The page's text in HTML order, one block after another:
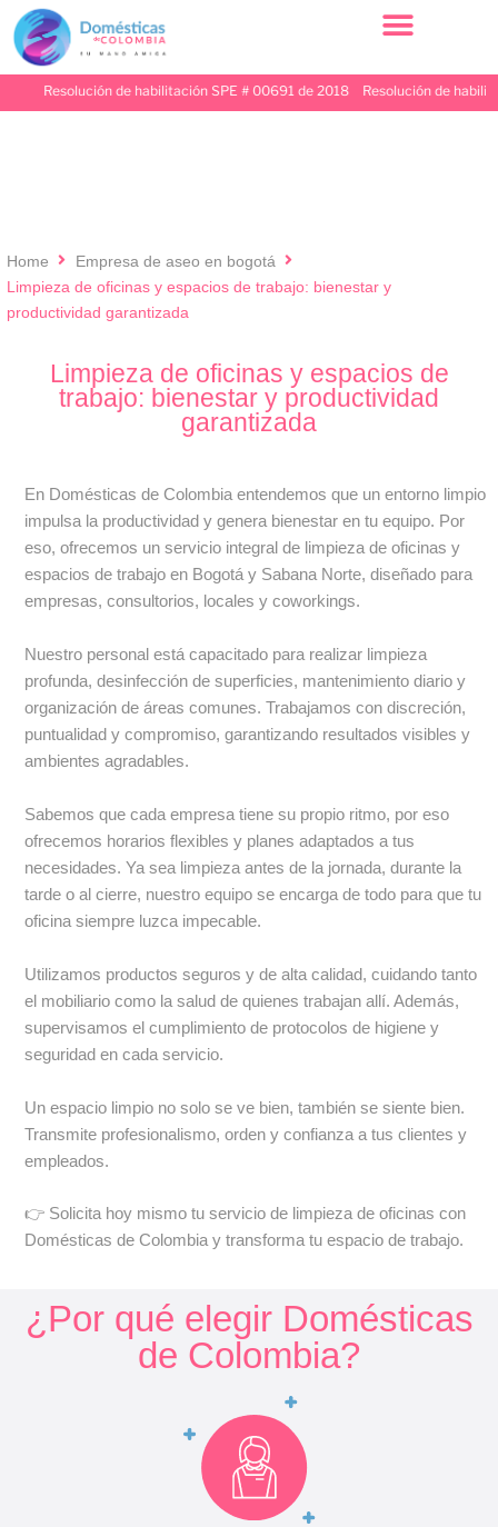
Resolución de habilitación SPE # 00691 de 2018 Resolución de
Home
Empresa de aseo en bogotá
Limpieza de oficinas y espacios de trabajo: bienestar y
productividad garantizada
¿Por qué elegir Domésticas
de Colombia?
Limpieza de oficinas y espacios de
trabajo: bienestar y productividad
garantizada
En Domésticas de Colombia entendemos que un entorno limpio
impulsa la productividad y genera bienestar en tu equipo. Por
eso, ofrecemos un servicio integral de limpieza de oficinas y
espacios de trabajo en Bogotá y Sabana Norte, diseñado para
empresas, consultorios, locales y coworkings.
Nuestro personal está capacitado para realizar limpieza
profunda, desinfección de superficies, mantenimiento diario y
organización de áreas comunes. Trabajamos con discreción,
puntualidad y compromiso, garantizando resultados visibles y
ambientes agradables.
Sabemos que cada empresa tiene su propio ritmo, por eso
ofrecemos horarios flexibles y planes adaptados a tus
necesidades. Ya sea limpieza antes de la jornada, durante la
tarde o al cierre, nuestro equipo se encarga de todo para que tu
oficina siempre luzca impecable.
Utilizamos productos seguros y de alta calidad, cuidando tanto
el mobiliario como la salud de quienes trabajan allí. Además,
supervisamos el cumplimiento de protocolos de higiene y
seguridad en cada servicio.
Un espacio limpio no solo se ve bien, también se siente bien.
Transmite profesionalismo, orden y confianza a tus clientes y
empleados.
👉 Solicita hoy mismo tu servicio de limpieza de oficinas con
Domésticas de Colombia y transforma tu espacio de trabajo.